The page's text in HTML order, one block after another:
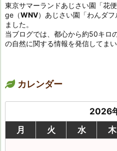
東京サマーランドあじさい園「花便
ge（WNV）あじさい園「わんダ
ました。
当ブログでは、都心から約50キロ
の自然に関する情報を発信してまい
カレンダー
2026
月
火 水 木